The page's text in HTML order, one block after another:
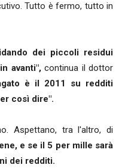
Tutto è fermo, tutto in
dei piccoli residui
avanti",continua il dottor
è il 2011 su redditi
così dire".
Aspettano, tra l'altro, di
e se il 5 per mille sarà
dei redditi.